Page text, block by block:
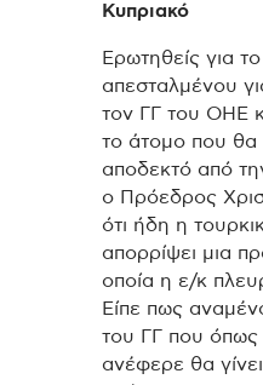
Κυπριακό
Ερωτηθείς για
απεσταλμένου
τον ΓΓ του ΟΗΕ
το άτομο που θα
αποδεκτό από
ο Πρόεδρος
ότι ήδη η
απορρίψει μια
οποία η ε/κ
Είπε πως
του ΓΓ που όπως
ανέφερε θα